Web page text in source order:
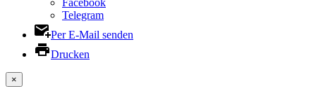
Facebook
Telegram
Per E-Mail senden
Drucken
×